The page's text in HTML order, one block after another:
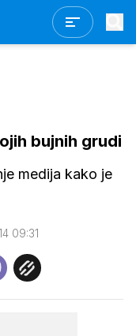
bujnih grudi
medija kako je
09:31